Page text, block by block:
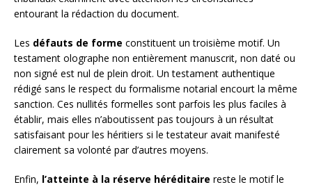
entourant la rédaction du document.
Les défauts de forme constituent un troisième motif. Un
testament olographe non entièrement manuscrit, non daté ou
non signé est nul de plein droit. Un testament authentique
rédigé sans le respect du formalisme notarial encourt la même
sanction. Ces nullités formelles sont parfois les plus faciles à
établir, mais elles n’aboutissent pas toujours à un résultat
satisfaisant pour les héritiers si le testateur avait manifesté
clairement sa volonté par d’autres moyens.
Enfin, l’atteinte à la réserve héréditaire reste le motif le